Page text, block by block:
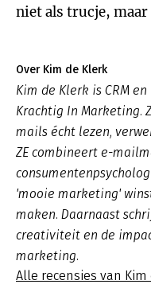
niet als trucje, maar
Over Kim de Klerk
Kim de Klerk is CRM
Krachtig In Marketing.
mails écht lezen,
ZE combineert e-
'mooie marketing'
maken. Daarnaast
creativiteit en de
marketing.
Alle recensies van Kim